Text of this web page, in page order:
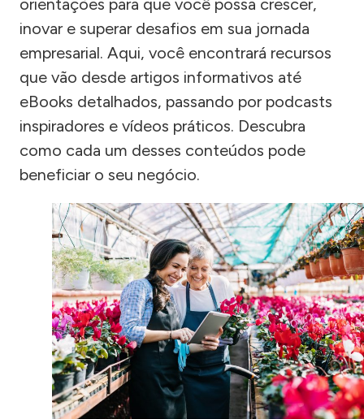
orientações para que você possa crescer,
inovar e superar desafios em sua jornada
empresarial. Aqui, você encontrará recursos
que vão desde artigos informativos até
eBooks detalhados, passando por podcasts
inspiradores e vídeos práticos. Descubra
como cada um desses conteúdos pode
beneficiar o seu negócio.